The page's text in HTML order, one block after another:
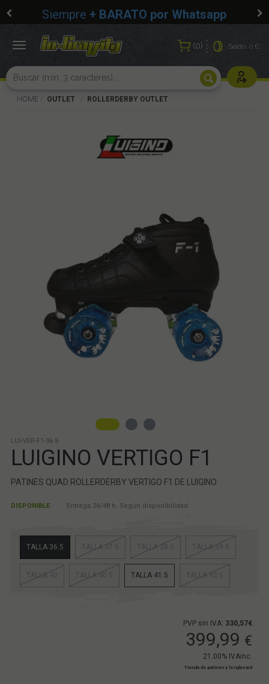
Siempre + BARATO por Whatsapp
0 Saldo:0 €
Usuarios
Toggle
HOME OUTLET ROLLERDERBY OUTLET
LUI-VER-F1-36.5
LUIGINO VERTIGO F1
PATINES QUAD ROLLERDERBY VERTIGO F1 DE LUIGINO
DISPONIBLE Entrega 24/48 h. Según disponibilidad.
TALLA 36.5 TALLA 37.5 TALLA 38.5 TALLA 39.5
TALLA 40 TALLA 40.5 TALLA 41.5 TALLA 42.5
PVP sin IVA: 330,57€
399,99 €
21.00% IVAinc.
Tienda de patines y longboard